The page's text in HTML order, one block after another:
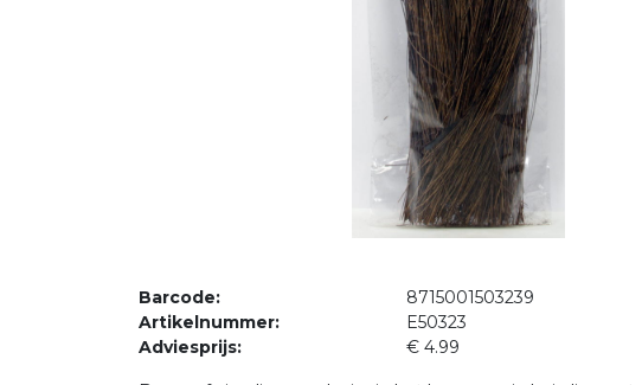
Barcode:
8715001503239
Artikelnummer:
E50323
Adviesprijs:
€ 4.99